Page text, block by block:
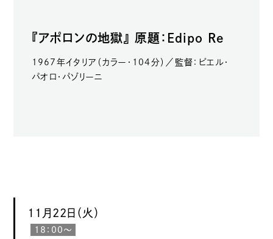
『アポロンの地獄』 原題：Edipo Re
1967年イタリア（カラー・104分）／監督：ピエル・
パオロ・パゾリーニ
11月22日（火）
18：00〜